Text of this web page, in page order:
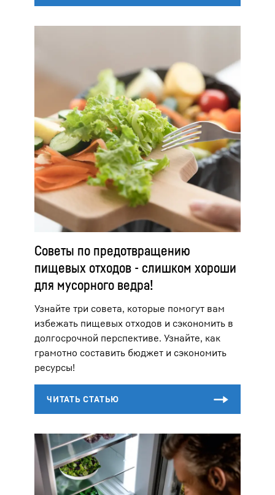
Советы по предотвращению
пищевых отходов - слишком хороши
для мусорного ведра!
Узнайте три совета, которые помогут вам
избежать пищевых отходов и сэкономить в
долгосрочной перспективе. Узнайте, как
грамотно составить бюджет и сэкономить
ресурсы!